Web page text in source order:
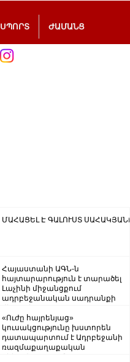
ՍՊՈՐՏ ԺԱՄԱՆՑ
ՄԱՀԱՑԵԼ Է ԳԱԼՈՒՍՏ ՍԱՀԱԿՅԱՆԸ
Հայաստանի ԱԳՆ-ն
հայտարարություն է տարածել
Լաչինի միջանցքում
ադրբեջանական սադրանքի
«Ուժը հայրենյաց»
կուսակցությունը խստորեն
դատապարտում է Ադրբեջանի
ռազմաքաղաքական